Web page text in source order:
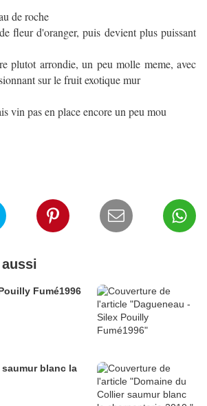
de roche
fleur d'oranger, puis devient plus puissant
plutot arrondie, un peu molle meme, avec
sur le fruit exotique mur
vin pas en place encore un peu mou
Fumé1996
blanc la